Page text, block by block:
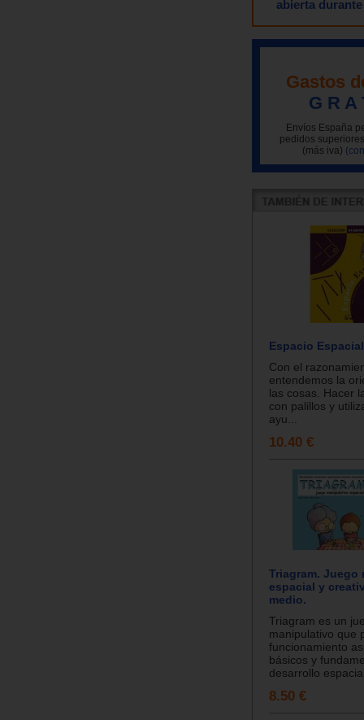
abierta
Gastos
G R A
Envíos España
pedidos
(más iva)
Espacio Espacial
Con el
entendemos la
las cosas. Hacer
con palillos y
ayu...
10.40 €
Triagram. Juego
espacial y
medio.
Triagram es un
manipulativo que
funcionamiento
básicos y
desarrollo
8.50 €